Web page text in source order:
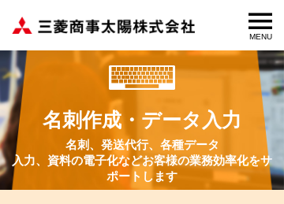
MENU

名刺作成・データ入力
名刺、発送代行、各種データ
入力、資料の電子化などお客様の業務効率化をサ
ポートします